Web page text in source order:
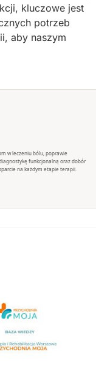
kluczowe jest
potrzeb
aby naszym
w leczeniu bólu, poprawie
funkcjonalną oraz dobór
na każdym etapie terapii.